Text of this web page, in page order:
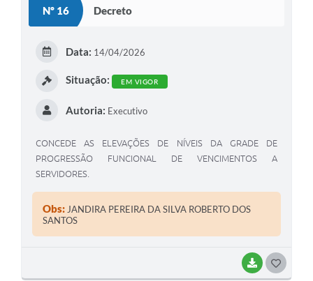
Nº 16 Decreto
BAIXAR
Data: 14/04/2026
Situação: EM VIGOR
Autoria: Executivo
CONCEDE AS ELEVAÇÕES DE NÍVEIS DA GRADE DE
PROGRESSÃO FUNCIONAL DE VENCIMENTOS A
SERVIDORES.
Obs: JANDIRA PEREIRA DA SILVA ROBERTO DOS
SANTOS